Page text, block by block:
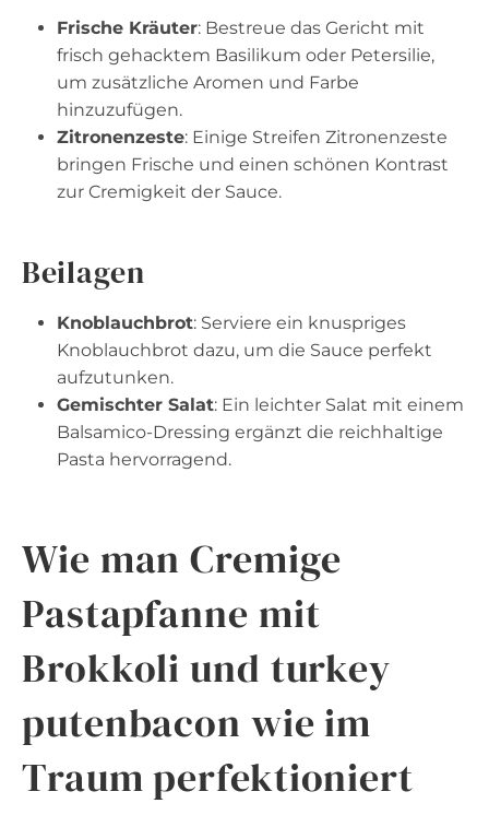
Frische Kräuter: Bestreue das Gericht mit
frisch gehacktem Basilikum oder Petersilie,
um zusätzliche Aromen und Farbe
hinzuzufügen.
Zitronenzeste: Einige Streifen Zitronenzeste
bringen Frische und einen schönen Kontrast
zur Cremigkeit der Sauce.
Beilagen
Knoblauchbrot: Serviere ein knuspriges
Knoblauchbrot dazu, um die Sauce perfekt
aufzutunken.
Gemischter Salat: Ein leichter Salat mit einem
Balsamico-Dressing ergänzt die reichhaltige
Pasta hervorragend.
Wie man Cremige
Pastapfanne mit
Brokkoli und turkey
putenbacon wie im
Traum perfektioniert